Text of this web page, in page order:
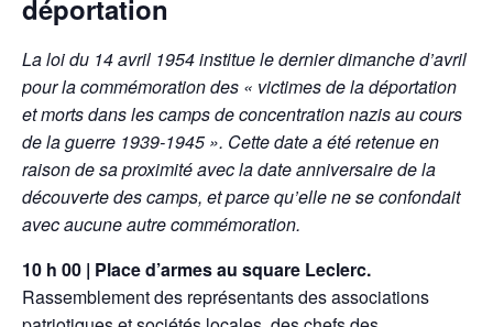
déportation
La loi du 14 avril 1954 institue le dernier dimanche d’avril
pour la commémoration des « victimes de la déportation
et morts dans les camps de concentration nazis au cours
de la guerre 1939-1945 ». Cette date a été retenue en
raison de sa proximité avec la date anniversaire de la
découverte des camps, et parce qu’elle ne se confondait
avec aucune autre commémoration.
10 h 00 | Place d’armes au square Leclerc.
Rassemblement des représentants des associations